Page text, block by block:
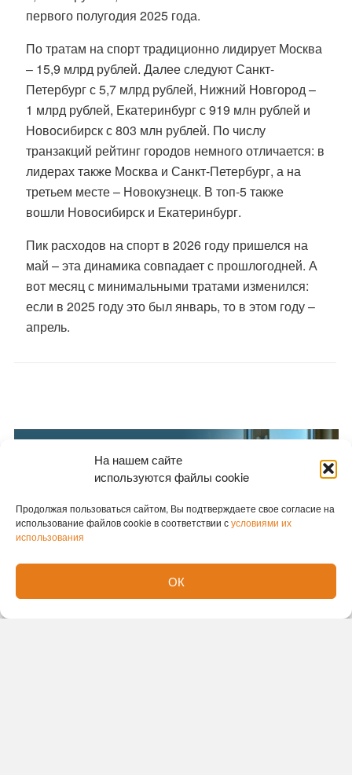
На нашем сайте
используются файлы cookie
Продолжая пользоваться сайтом, Вы подтверждаете свое согласие на
использование файлов cookie в соответствии сусловиями их
использования
ОК
первого полугодия 2025 года.
По тратам на спорт традиционно лидирует Москва
– 15,9 млрд рублей. Далее следуют Санкт-
Петербург с 5,7 млрд рублей, Нижний Новгород –
1 млрд рублей, Екатеринбург с 919 млн рублей и
Новосибирск с 803 млн рублей. По числу
транзакций рейтинг городов немного отличается: в
лидерах также Москва и Санкт-Петербург, а на
третьем месте – Новокузнецк. В топ-5 также
вошли Новосибирск и Екатеринбург.
Пик расходов на спорт в 2026 году пришелся на
май – эта динамика совпадает с прошлогодней. А
вот месяц с минимальными тратами изменился:
если в 2025 году это был январь, то в этом году –
апрель.